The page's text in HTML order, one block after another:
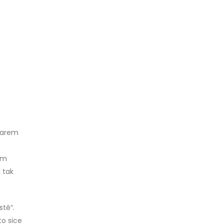
tak
sice